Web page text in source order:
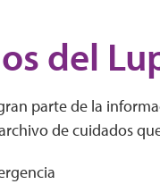
del
parte de la
de cuidados